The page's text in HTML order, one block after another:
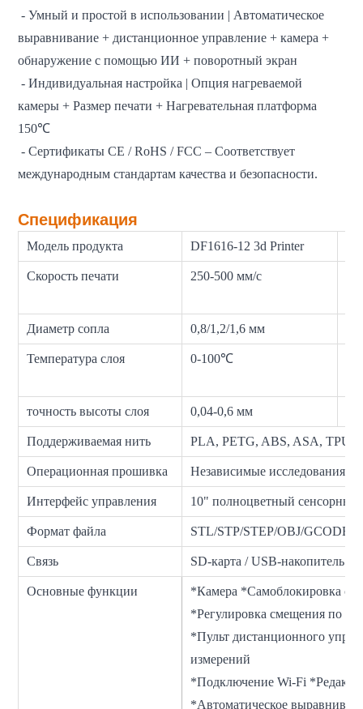
- Умный и простой в использовании | Автоматическое
выравнивание + дистанционное управление + камера +
обнаружение с помощью ИИ + поворотный экран
- Индивидуальная настройка | Опция нагреваемой
камеры + Размер печати + Нагревательная платформа
150℃
- Сертификаты CE / RoHS / FCC – Соответствует
международным стандартам качества и безопасности.
Спецификация
Модель продукта DF1616-12 3d Printer
Скорость печати 250-500 мм/с
Диаметр сопла 0,8/1,2/1,6 мм
Температура слоя 0-100℃
точность высоты слоя 0,04-0,6 мм
Поддерживаемая нить PLA, PETG, ABS, ASA, TPU,
Операционная прошивка Независимые исследования и
Интерфейс управления 10" полноцветный сенсорный
Формат файла STL/STP/STEP/OBJ/GCODE/
Связь SD-карта / USB-накопитель /
Основные функции
*Камера *Самоблокировка
*Регулировка смещения по
*Пульт дистанционного
измерений
*Подключение Wi-Fi
*Автоматическое